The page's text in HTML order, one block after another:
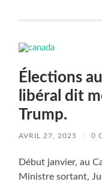
Élections
libéral dit
Trump.
AVRIL 27, 2025 / 0
Début janvier, au
Ministre sortant,